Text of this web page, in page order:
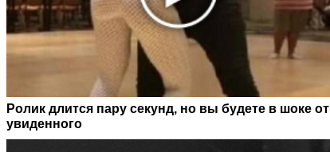
Ролик длится пару секунд, но вы будете в шоке от
увиденного